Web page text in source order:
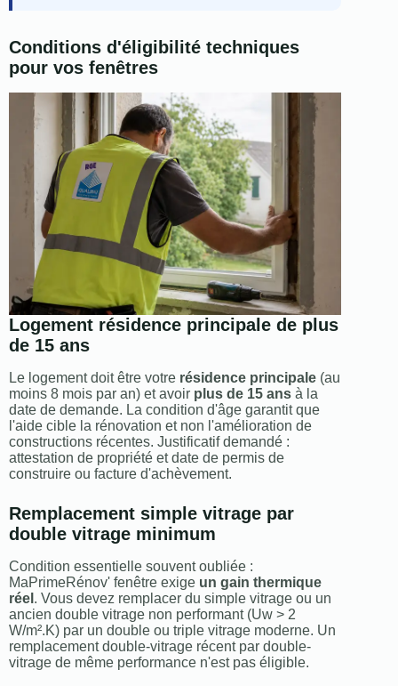
Conditions d'éligibilité techniques
pour vos fenêtres
Logement résidence principale de plus
de 15 ans
Le logement doit être votre résidence principale (au
moins 8 mois par an) et avoir plus de 15 ans à la
date de demande. La condition d'âge garantit que
l'aide cible la rénovation et non l'amélioration de
constructions récentes. Justificatif demandé :
attestation de propriété et date de permis de
construire ou facture d'achèvement.
Remplacement simple vitrage par
double vitrage minimum
Condition essentielle souvent oubliée :
MaPrimeRénov' fenêtre exige un gain thermique
réel . Vous devez remplacer du simple vitrage ou un
ancien double vitrage non performant (Uw > 2
W/m².K) par un double ou triple vitrage moderne. Un
remplacement double-vitrage récent par double-
vitrage de même performance n'est pas éligible.